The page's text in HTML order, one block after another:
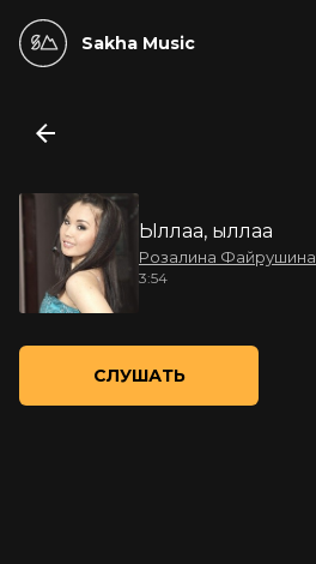
Sakha Music
Ыллаа, ыллаа
Розалина Файрушина
3:54
СЛУШАТЬ